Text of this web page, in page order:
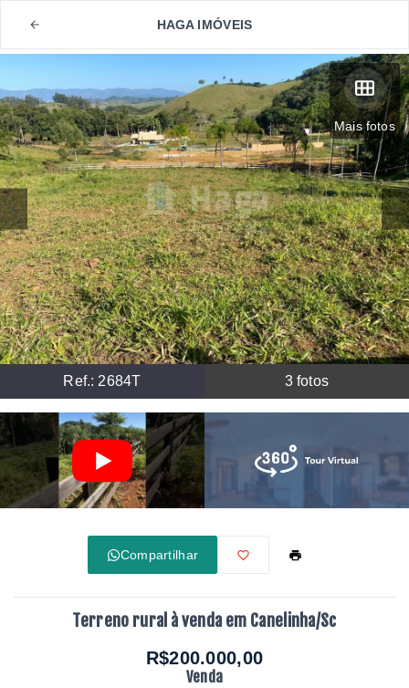
HAGA IMÓVEIS
Mais fotos
Ref.: 2684T 3 fotos
Compartilhar
Terreno rural à venda em Canelinha/Sc
R$200.000,00
Venda